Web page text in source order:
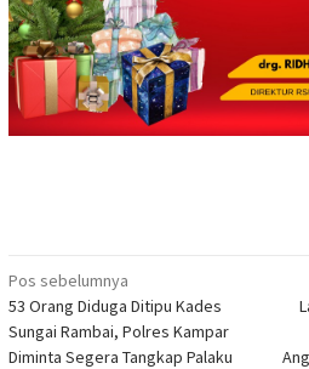
Navigasi
pos
Pos sebelumnya
53 Orang Diduga Ditipu Kades
Sungai Rambai, Polres Kampar
Diminta Segera Tangkap Palaku